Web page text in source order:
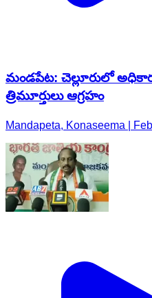
మండపేట: చెల్లూరులో
త్రిమూర్తులు ఆగ్రహం
Mandapeta, Konaseema |